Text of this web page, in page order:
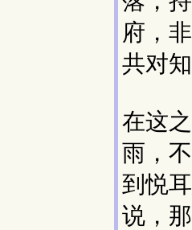
府，
共对
在这之
雨，
到悦
说，